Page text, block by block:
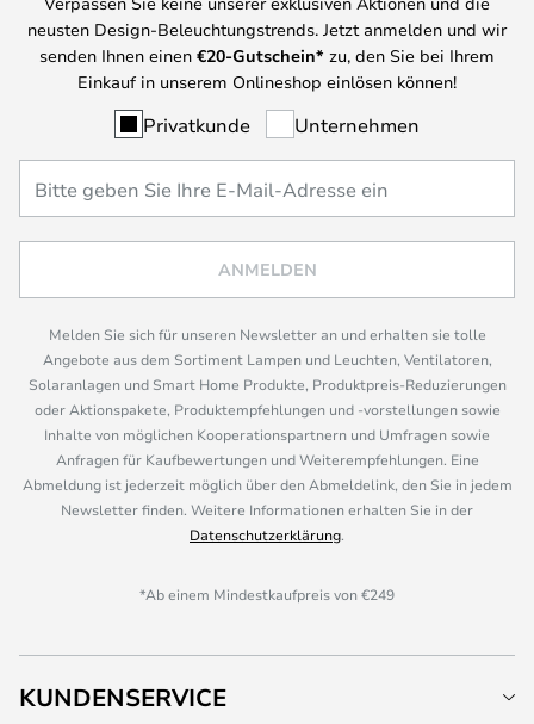
neusten Design-Beleuchtungstrends. Jetzt anmelden und wir
senden Ihnen einen €20-Gutschein* zu, den Sie bei Ihrem
Einkauf in unserem Onlineshop einlösen können!
Privatkunde Unternehmen
ANMELDEN
Melden Sie sich für unseren Newsletter an und erhalten sie tolle
Angebote aus dem Sortiment Lampen und Leuchten, Ventilatoren,
Solaranlagen und Smart Home Produkte, Produktpreis-Reduzierungen
oder Aktionspakete, Produktempfehlungen und -vorstellungen sowie
Inhalte von möglichen Kooperationspartnern und Umfragen sowie
Anfragen für Kaufbewertungen und Weiterempfehlungen. Eine
Abmeldung ist jederzeit möglich über den Abmeldelink, den Sie in jedem
Newsletter finden. Weitere Informationen erhalten Sie in der
Datenschutzerklärung.
*Ab einem Mindestkaufpreis von €249
KUNDENSERVICE